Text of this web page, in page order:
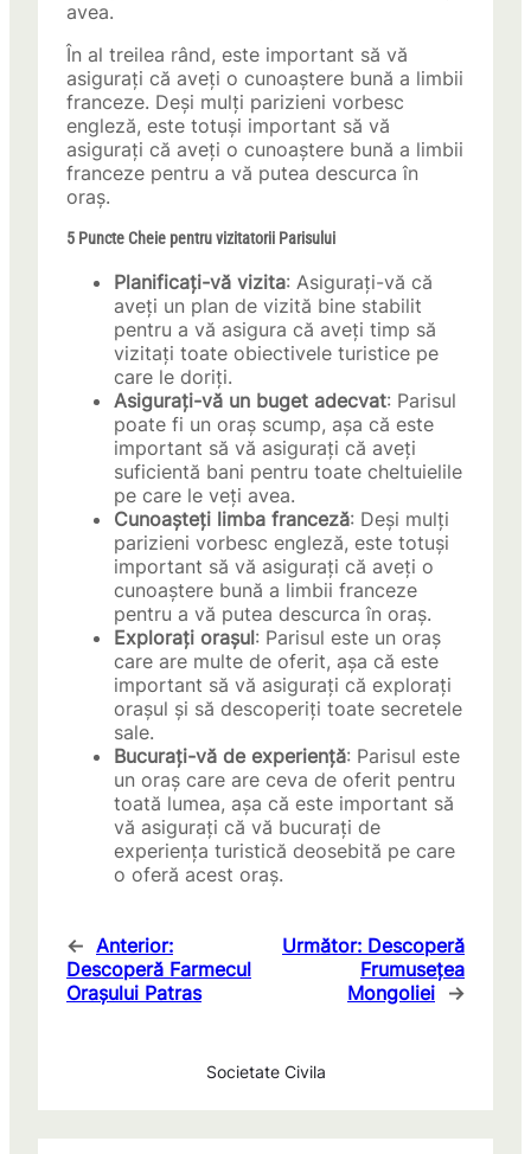
avea.
În al treilea rând, este important să vă
asigurați că aveți o cunoaștere bună a limbii
franceze. Deși mulți parizieni vorbesc
engleză, este totuși important să vă
asigurați că aveți o cunoaștere bună a limbii
franceze pentru a vă putea descurca în
oraș.
5 Puncte Cheie pentru vizitatorii Parisului
Planificați-vă vizita: Asigurați-vă că
aveți un plan de vizită bine stabilit
pentru a vă asigura că aveți timp să
vizitați toate obiectivele turistice pe
care le doriți.
Asigurați-vă un buget adecvat: Parisul
poate fi un oraș scump, așa că este
important să vă asigurați că aveți
suficientă bani pentru toate cheltuielile
pe care le veți avea.
Cunoașteți limba franceză: Deși mulți
parizieni vorbesc engleză, este totuși
important să vă asigurați că aveți o
cunoaștere bună a limbii franceze
pentru a vă putea descurca în oraș.
Explorați orașul: Parisul este un oraș
care are multe de oferit, așa că este
important să vă asigurați că explorați
orașul și să descoperiți toate secretele
sale.
Bucurați-vă de experiență: Parisul este
un oraș care are ceva de oferit pentru
toată lumea, așa că este important să
vă asigurați că vă bucurați de
experiența turistică deosebită pe care
o oferă acest oraș.
← Anterior:
Descoperă Farmecul
Orașului Patras
Următor: Descoperă
Frumusețea
Mongoliei →
Societate Civila